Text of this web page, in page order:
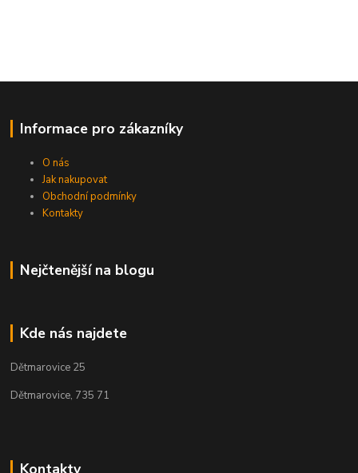
Informace pro zákazníky
O nás
Jak nakupovat
Obchodní podmínky
Kontakty
Nejčtenější na blogu
Kde nás najdete
Dětmarovice 25
Dětmarovice, 735 71
Kontakty